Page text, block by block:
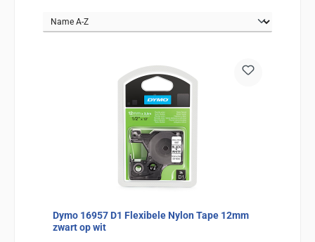
Dymo 16957 D1 Flexibele Nylon Tape 12mm
zwart op wit